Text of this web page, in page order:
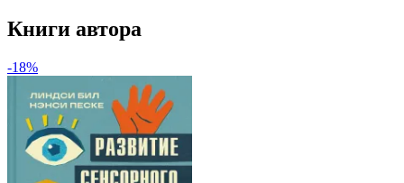
Книги автора
-18%